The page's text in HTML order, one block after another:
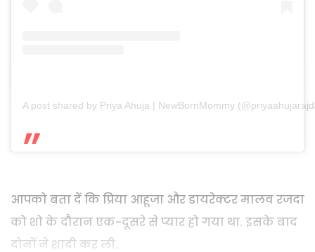
A post shared by Priya Ahuja | NewBornMommy
आपको बता दें कि प्रिया आहूजा और डायरेक्टर मालव रजदा
को शो के दौरान एक-दूसरे से प्यार हो गया था. इसके बाद
दोनों ने शादी कर ली.